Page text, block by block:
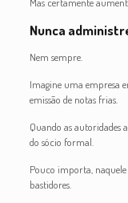
Nunca
Nem sempre.
Imagine uma empresa
emissão de notas frias.
Quando as
do sócio formal.
Pouco importa,
bastidores.